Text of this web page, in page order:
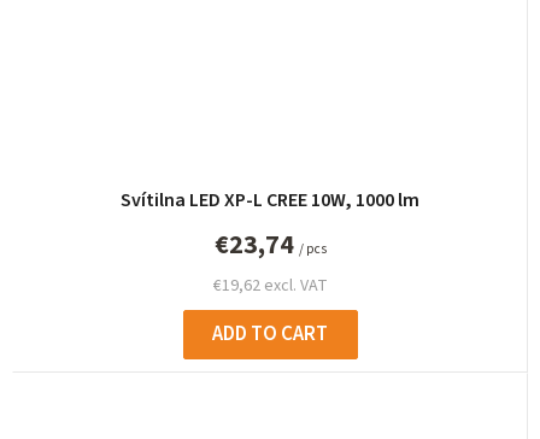
Svítilna LED XP-L CREE 10W, 1000 lm
€19,62 excl. VAT
€23,74 / pcs
ADD TO CART